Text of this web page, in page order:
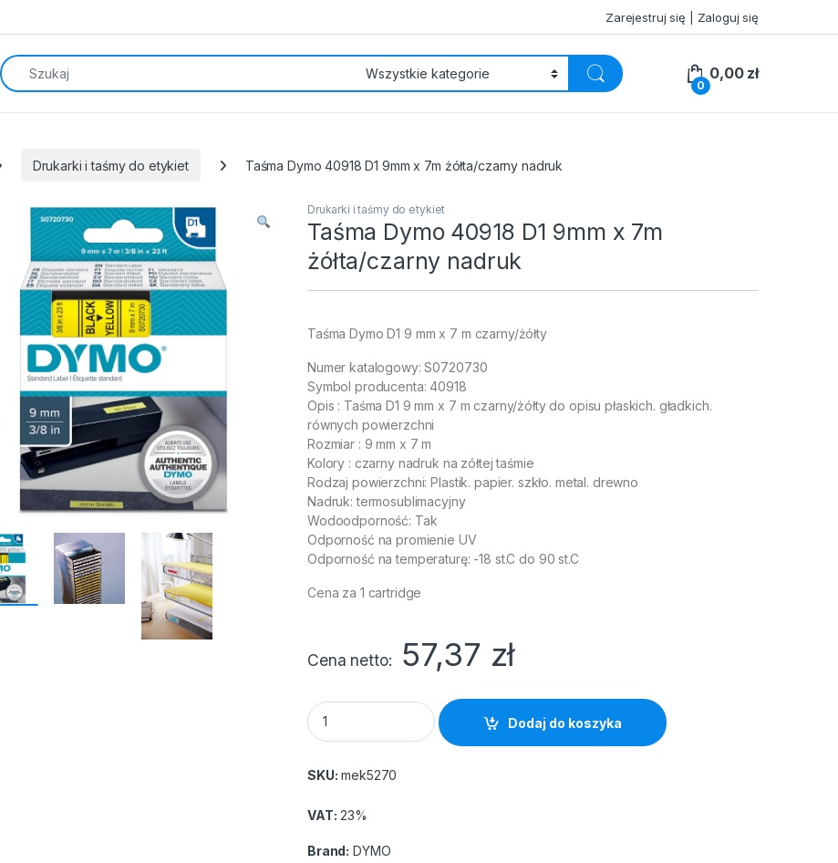
Zarejestruj się | Zaloguj się
Search for:
0
0,00 zł
Drukarki i taśmy do etykiet Taśma Dymo 40918 D1 9mm x 7m żółta/czarny nadruk
Drukarki i taśmy do etykiet
Taśma Dymo 40918 D1 9mm x 7m
żółta/czarny nadruk
Taśma Dymo D1 9 mm x 7 m czarny/żółty
Numer katalogowy: S0720730
Symbol producenta: 40918
Opis : Taśma D1 9 mm x 7 m czarny/żółty do opisu płaskich. gładkich.
równych powierzchni
Rozmiar : 9 mm x 7 m
Kolory : czarny nadruk na zółtej taśmie
Rodzaj powierzchni: Plastik. papier. szkło. metal. drewno
Nadruk: termosublimacyjny
Wodoodporność: Tak
Odporność na promienie UV
Odporność na temperaturę: -18 st.C do 90 st.C
Cena za 1 cartridge
Cena netto 57,37 zł
Taśma Dymo 40918 D1 9mm x 7m żółta/czarny nadruk quantity
Dodaj do koszyka
SKU: mek5270
VAT: 23%
Brand: DYMO